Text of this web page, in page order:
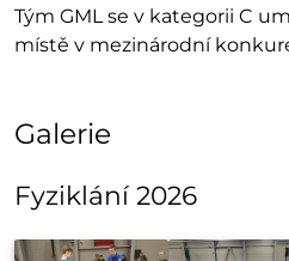
Tým GML se v kategorii C
místě v mezinárodní
Galerie
Fyziklání 2026